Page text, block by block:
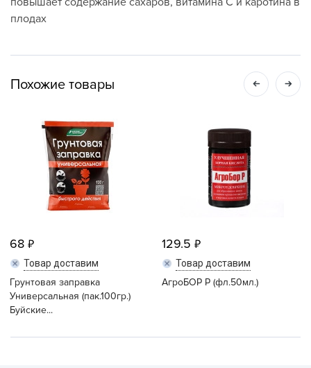
плодах
Похожие товары
68
Товар доставим
Грунтовая заправка
Универсальная (пак.100гр.)
Буйские...
129.5
Товар доставим
АгроБОР Р (фл.50мл.)